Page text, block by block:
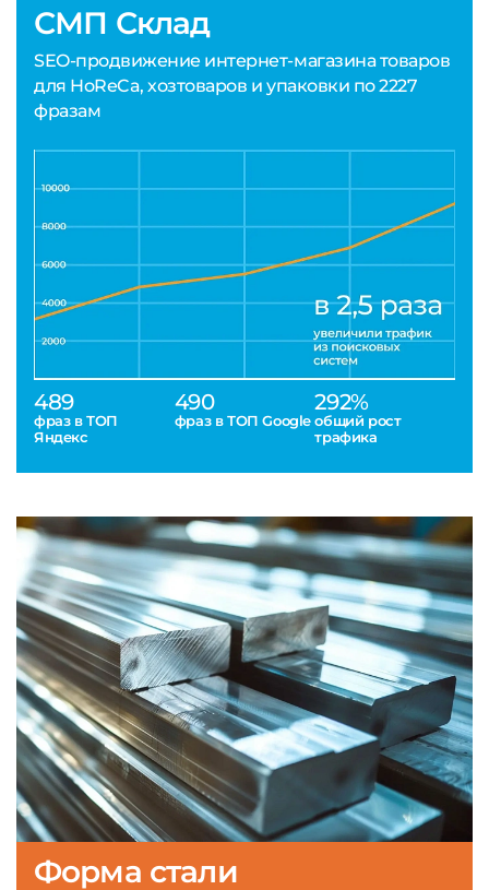
СМП Склад
SEO-продвижение интернет-магазина товаров
для HoReCa, хозтоваров и упаковки по 2227
фразам
489
фраз в ТОП
Яндекс
490
фраз в ТОП Google
292%
общий рост
трафика
Форма стали